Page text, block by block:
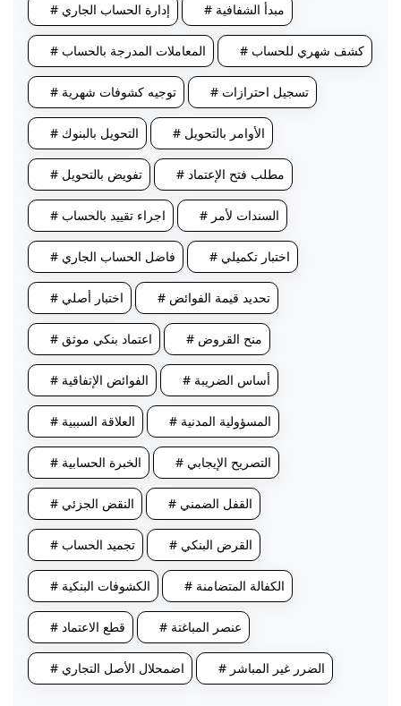
# إدارة الحساب الجاري # مبدأ الشفافية
# المعاملات المدرجة بالحساب # كشف شهري للحساب
# توجيه كشوفات شهرية # تسجيل احترازات
# التحويل بالبنوك # الأوامر بالتحويل
# تفويض بالتحويل # مطلب فتح الإعتماد
# اجراء تقييد بالحساب # السندات لأمر
# فاضل الحساب الجاري # اختبار تكميلي
# اختبار أصلي # تحديد قيمة الفوائض
# اعتماد بنكي موثق # منح القروض
# الفوائض الإتفاقية # أساس الضريبة
# العلاقة السببية # المسؤولية المدنية
# الخبرة الحسابية # التصريح الإيجابي
# النقض الجزئي # القفل الضمني
# تجميد الحساب # القرض البنكي
# الكشوفات البنكية # الكفالة المتضامنة
# قطع الاعتماد # عنصر المباغتة
# اضمحلال الأصل التجاري # الضرر غير المباشر